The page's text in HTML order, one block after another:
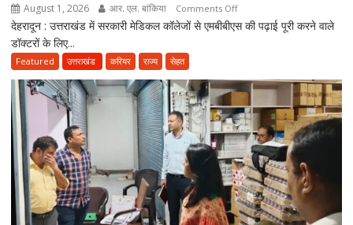
किया
नोटिस
August 1, 2026 आर. एल. बांकिया Comments Offon
MBBS
साल
सरकारी
सेवा
जरूरी!
फिर
ही
कर
सकेंगे
देहरादून : उत्तराखंड में सरकारी मेडिकल कॉलेजों से एमबीबीएस की पढ़ाई पूरी करने वाले
डॉक्टरों के लिए...
Featured उत्तराखंड करियर राज्य सेहत